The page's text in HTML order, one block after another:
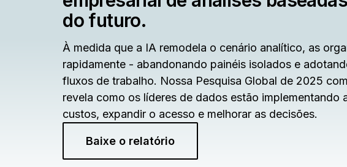
do futuro.
À medida que a IA remodela o cenário analítico, as
rapidamente - abandonando painéis isolados e
fluxos de trabalho. Nossa Pesquisa Global de 2025
revela como os líderes de dados estão implementando
custos, expandir o acesso e melhorar as decisões.
Baixe o relatório